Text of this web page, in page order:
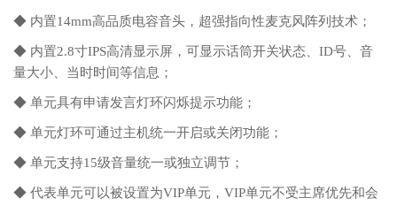
◆ 内置14mm高品质电容音头，超强指向性麦克风阵列技术；
◆ 内置2.8寸IPS高清显示屏，可显示话筒开关状态、ID号、音
量大小、当时时间等信息；
◆ 单元具有申请发言灯环闪烁提示功能；
◆ 单元灯环可通过主机统一开启或关闭功能；
◆ 单元支持15级音量统一或独立调节；
◆ 代表单元可以被设置为VIP单元，VIP单元不受主席优先和会